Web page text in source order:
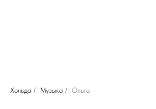
Хольда / Музыка / Ольга